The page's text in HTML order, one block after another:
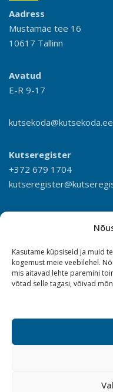
Kasutame küpsiseid ja muid
kogemust meie veebilehel.
mis aitavad lehte paremini
võtad selle tagasi, võivad
Aadress
Mustamäe tee 16
10617 Tallinn
Avatud
E-R 9-17
kutsekoda@kutsekoda.ee
Kutseregister
+372 679 1704